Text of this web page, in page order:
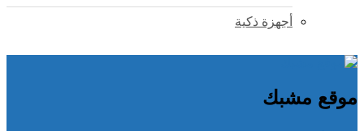
أجهزة ذكية
موقع مشبك